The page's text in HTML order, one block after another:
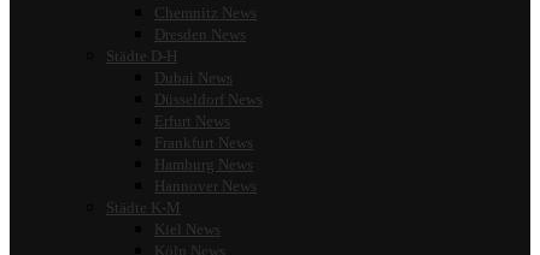
Chemnitz News
Dresden News
Städte D-H
Dubai News
Düsseldorf News
Erfurt News
Frankfurt News
Hamburg News
Hannover News
Städte K-M
Kiel News
Köln News